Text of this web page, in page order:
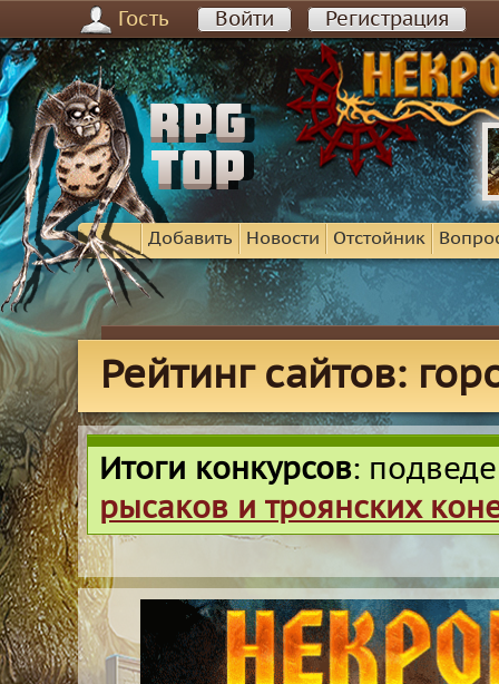
Гость Войти Регистрация
Добавить Новости Отстойник
Рейтинг сайтов:
Итоги конкурсов:
рысаков и троянских